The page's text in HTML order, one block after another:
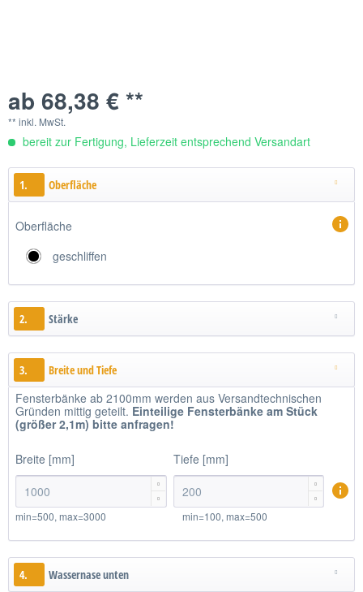
ab 68,38 € **
** inkl. MwSt.
bereit zur Fertigung, Lieferzeit entsprechend Versandart
1. Oberfläche
Oberfläche
geschliffen
2. Stärke
3. Breite und Tiefe
Fensterbänke ab 2100mm werden aus Versandtechnischen
Gründen mittig geteilt. Einteilige Fensterbänke am Stück
(größer 2,1m) bitte anfragen!
Breite [mm]


Tiefe [mm]


min=500, max=3000 min=100, max=500
4. Wassernase unten